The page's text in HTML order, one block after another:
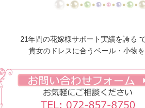
【ドレスリメイク】ピンクフリルのベ
くるみ
【ドレスリメイク】ベスト付きのタ
ードレス
21年間の花嫁様サポート実績を誇る
貴女のドレスに合うベール・小物